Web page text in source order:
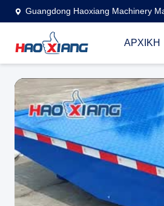
Guangdong Haoxiang Machinery
ΑΡΧΙΚΉ